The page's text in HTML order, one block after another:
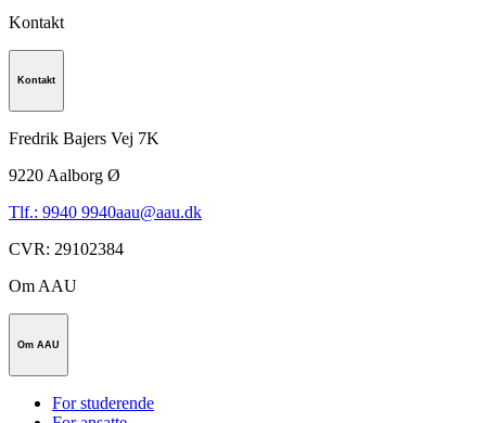
Kontakt
Kontakt
Fredrik Bajers Vej 7K
9220 Aalborg Ø
Tlf.: 9940 9940aau@aau.dk
CVR: 29102384
Om AAU
Om AAU
For studerende